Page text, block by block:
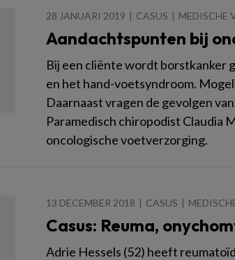
28 JANUARI 2019 CASUS MEDISCHE
Aandachtspunten bij
Bij een cliënte wordt borstkanker
en het hand-voetsyndroom.
Daarnaast vragen de gevolgen
Paramedisch chiropodist Claudia
oncologische voetverzorging.
13 DECEMBER 2018 CASUS
Casus: Reuma,
Adrie Hessels (52) heeft